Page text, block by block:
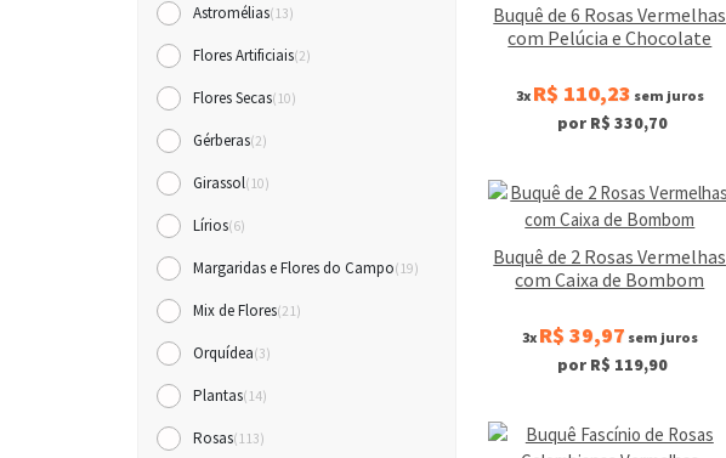
Astromélias(13)
Flores Artificiais(2)
Flores Secas(10)
Gérberas(2)
Girassol(10)
Lírios(6)
Margaridas e Flores do Campo(19)
Mix de Flores(21)
Orquídea(3)
Plantas(14)
Rosas(113)
Buquê de 6 Rosas Vermelhas
com Pelúcia e Chocolate
3x R$ 110,23 sem juros
por R$ 330,70
Buquê de 2 Rosas Vermelhas
com Caixa de Bombom
3x R$ 39,97 sem juros
por R$ 119,90